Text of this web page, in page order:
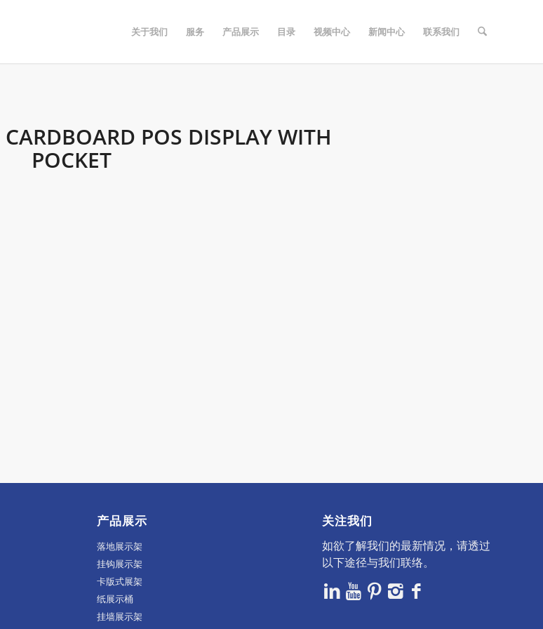
关于我们 服务 产品展示 目录 视频中心 新闻中心 联系我们
CARDBOARD POS DISPLAY WITH
POCKET
产品展示
落地展示架
挂钩展示架
卡版式展架
纸展示桶
挂墙展示架
关注我们
如欲了解我们的最新情况，请透过
以下途径与我们联络。